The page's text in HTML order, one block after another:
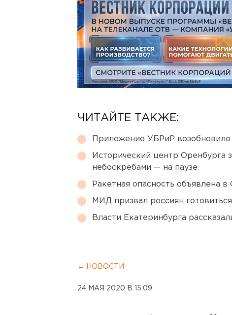
ЧИТАЙТЕ ТАКЖЕ:
Приложение УБРиР возобновило
Исторический центр Оренбурга
небоскребами — на паузе
Ракетная опасность объявлена
МИД призвал россиян
Власти Екатеринбурга
← НОВОСТИ
24 МАЯ 2020 В 15:09